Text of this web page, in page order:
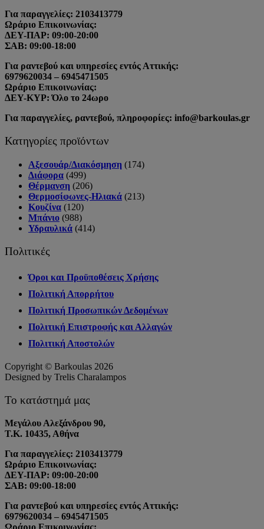
Για παραγγελίες: 2103413779
Ωράριο Επικοινωνίας:
ΔΕΥ-ΠΑΡ: 09:00-20:00
ΣΑΒ: 09:00-18:00
Για ραντεβού και υπηρεσίες εντός Αττικής:
6979620034 – 6945471505
Ωράριο Επικοινωνίας:
ΔΕΥ-ΚΥΡ: Όλο το 24ωρο
Για παραγγελίες, ραντεβού, πληροφορίες: info@barkoulas.gr
Κατηγορίες προϊόντων
Αξεσουάρ/Διακόσμηση (174)
Διάφορα (499)
Θέρμανση (206)
Θερμοσίφωνες-Ηλιακά (213)
Κουζίνα (120)
Μπάνιο (988)
Υδραυλικά (414)
Πολιτικές
Όροι και Προϋποθέσεις Χρήσης
Πολιτική Απορρήτου
Πολιτική Προσωπικών Δεδομένων
Πολιτική Επιστροφής και Αλλαγών
Πολιτική Αποστολών
Copyright © Barkoulas 2026
Designed by Trelis Charalampos
Το κατάστημά μας
Μεγάλου Αλεξάνδρου 90,
Τ.Κ. 10435, Αθήνα
Για παραγγελίες: 2103413779
Ωράριο Επικοινωνίας:
ΔΕΥ-ΠΑΡ: 09:00-20:00
ΣΑΒ: 09:00-18:00
Για ραντεβού και υπηρεσίες εντός Αττικής:
6979620034 – 6945471505